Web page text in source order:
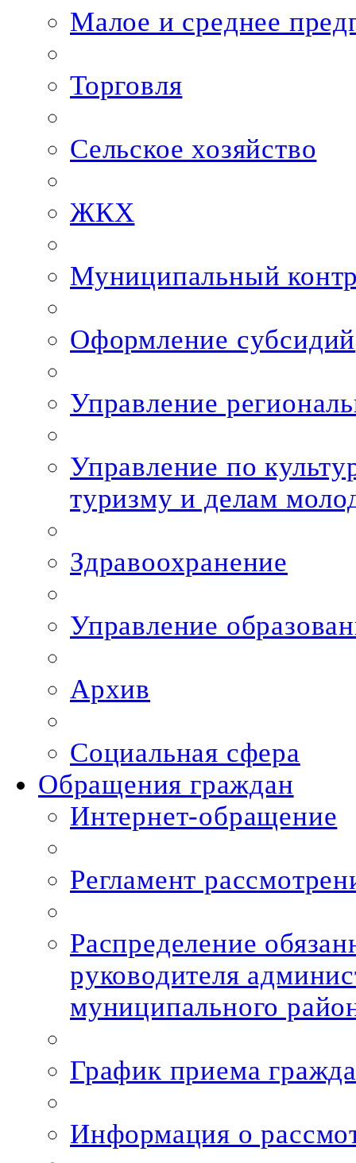
Малое и среднее
Торговля
Сельское хозяйство
ЖКХ
Муниципальный
Оформление субсидий
Управление
Управление по
туризму и делам
Здравоохранение
Управление
Архив
Социальная сфера
Обращения граждан
Интернет-обращение
Регламент
Распределение
руководителя
муниципального
График приема
Информация о